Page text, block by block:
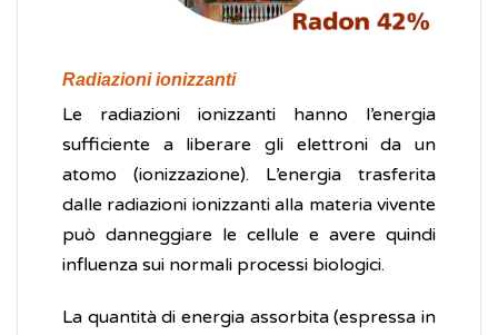
Radiazioni ionizzanti
Le radiazioni ionizzanti hanno l’energia
sufficiente a liberare gli elettroni da un
atomo (ionizzazione). L’energia trasferita
dalle radiazioni ionizzanti alla materia vivente
può danneggiare le cellule e avere quindi
influenza sui normali processi biologici.
La quantità di energia assorbita (espressa in